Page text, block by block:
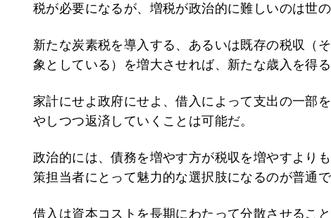
税が必要になるが、増税が政治的に難しいのは世の
新たな炭素税を導入する、あるいは既存の税収（
象としている）を増大させれば、新たな歳入を得る
家計にせよ政府にせよ、借入によって支出の一部
やしつつ返済していくことは可能だ。
政治的には、債務を増やす方が税収を増やすより
策担当者にとって魅力的な選択肢になるのが普通で
借入は資本コストを長期にわたって分散させるこ